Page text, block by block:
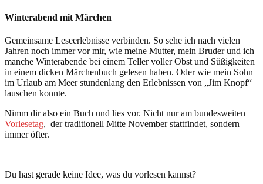
Winterabend mit Märchen
Gemeinsame Leseerlebnisse verbinden. So sehe ich nach vielen
Jahren noch immer vor mir, wie meine Mutter, mein Bruder und ich
manche Winterabende bei einem Teller voller Obst und Süßigkeiten
in einem dicken Märchenbuch gelesen haben. Oder wie mein Sohn
im Urlaub am Meer stundenlang den Erlebnissen von „Jim Knopf“
lauschen konnte.
Nimm dir also ein Buch und lies vor. Nicht nur am bundesweiten
Vorlesetag, der traditionell Mitte November stattfindet, sondern
immer öfter.
Du hast gerade keine Idee, was du vorlesen kannst?